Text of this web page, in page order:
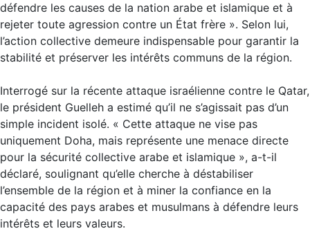
défendre les causes de la nation arabe et islamique et à
rejeter toute agression contre un État frère ». Selon lui,
l’action collective demeure indispensable pour garantir la
stabilité et préserver les intérêts communs de la région.
Interrogé sur la récente attaque israélienne contre le Qatar,
le président Guelleh a estimé qu’il ne s’agissait pas d’un
simple incident isolé. « Cette attaque ne vise pas
uniquement Doha, mais représente une menace directe
pour la sécurité collective arabe et islamique », a-t-il
déclaré, soulignant qu’elle cherche à déstabiliser
l’ensemble de la région et à miner la confiance en la
capacité des pays arabes et musulmans à défendre leurs
intérêts et leurs valeurs.